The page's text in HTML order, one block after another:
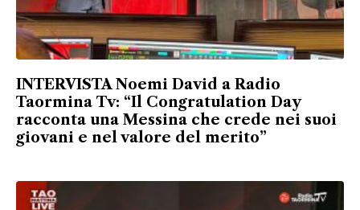
INTERVISTA Noemi David a Radio
Taormina Tv: “Il Congratulation Day
racconta una Messina che crede nei suoi
giovani e nel valore del merito”